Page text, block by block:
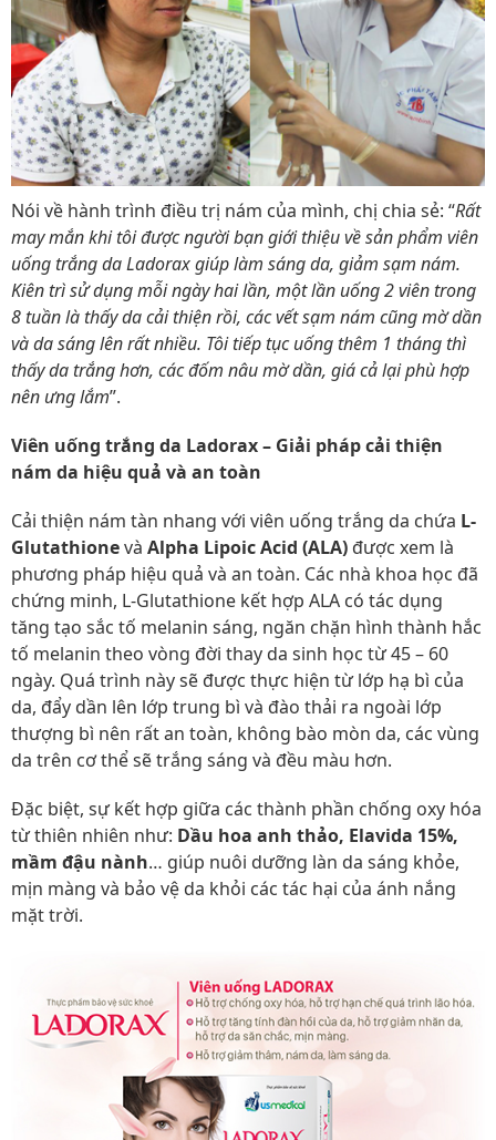
Nói về hành trình điều trị nám của mình, chị chia sẻ: “Rất
may mắn khi tôi được người bạn giới thiệu về sản phẩm viên
uống trắng da Ladorax giúp làm sáng da, giảm sạm nám.
Kiên trì sử dụng mỗi ngày hai lần, một lần uống 2 viên trong
8 tuần là thấy da cải thiện rồi, các vết sạm nám cũng mờ dần
và da sáng lên rất nhiều. Tôi tiếp tục uống thêm 1 tháng thì
thấy da trắng hơn, các đốm nâu mờ dần, giá cả lại phù hợp
nên ưng lắm”.
Viên uống trắng da Ladorax – Giải pháp cải thiện
nám da hiệu quả và an toàn
Cải thiện nám tàn nhang với viên uống trắng da chứa L-
Glutathionevà Alpha Lipoic Acid (ALA) được xem là
phương pháp hiệu quả và an toàn. Các nhà khoa học đã
chứng minh, L-Glutathione kết hợp ALA có tác dụng
tăng tạo sắc tố melanin sáng, ngăn chặn hình thành hắc
tố melanin theo vòng đời thay da sinh học từ 45 – 60
ngày. Quá trình này sẽ được thực hiện từ lớp hạ bì của
da, đẩy dần lên lớp trung bì và đào thải ra ngoài lớp
thượng bì nên rất an toàn, không bào mòn da, các vùng
da trên cơ thể sẽ trắng sáng và đều màu hơn.
Đặc biệt, sự kết hợp giữa các thành phần chống oxy hóa
từ thiên nhiên như: Dầu hoa anh thảo, Elavida 15%,
mầm đậu nành… giúp nuôi dưỡng làn da sáng khỏe,
mịn màng và bảo vệ da khỏi các tác hại của ánh nắng
mặt trời.